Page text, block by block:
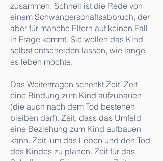
zusammen. Schnell ist die Rede von
einem Schwangerschaftsabbruch, der
aber für manche Eltern auf keinen Fall
in Frage kommt. Sie wollen das Kind
selbst entscheiden lassen, wie lange
es leben möchte.
Das Weitertragen schenkt Zeit. Zeit
eine Bindung zum Kind aufzubauen
(die auch nach dem Tod bestehen
bleiben darf). Zeit, dass das Umfeld
eine Beziehung zum Kind aufbauen
kann. Zeit, um das Leben und den Tod
des Kindes zu planen. Zeit für das